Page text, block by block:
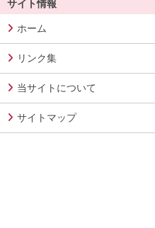
サイト情報
ホーム
リンク集
当サイトについて
サイトマップ